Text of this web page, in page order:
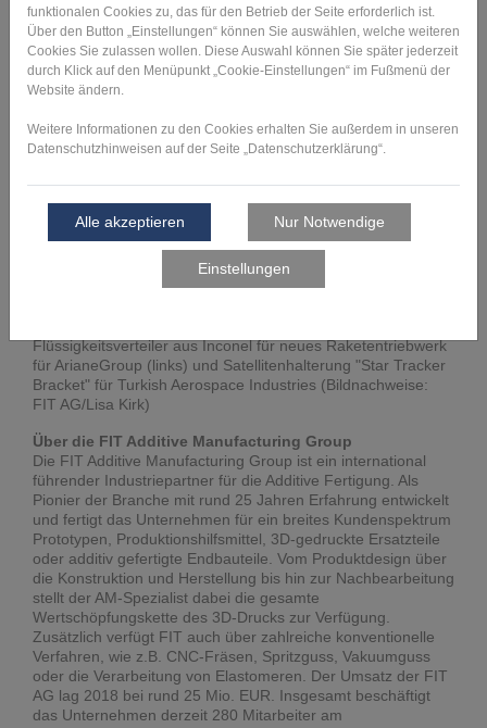
man mit Additiver Fertigung Geld verdient
Am Stand 11.1 - C11 können sich interessierte Fachbesucher
der Formnext nicht nur über das gesamte Leistungsportfolio
der FIT informieren und sich durch zahlreiche Beispiele
inspirieren lassen, sondern mit Experten über konkrete
Fakten erkennen, wie man die Additive Fertigung einsetzen
kann, um am Ende als Unternehmen davon zu profitieren.
zuzuhören, ihre Herausforderungen noch besser zu
Möglichkeiten zu zeigen, wie sie die Additive Fertigung
einsetzen können, um erfolgreicher zu werden“, so Oliver
Cynamon, Head of Marketing der FIT AG.
Flüssigkeitsverteiler aus Inconel für neues Raketentriebwerk
für ArianeGroup (links) und Satellitenhalterung "Star Tracker
Bracket" für Turkish Aerospace Industries (Bildnachweise:
FIT AG/Lisa Kirk)
Über die FIT Additive Manufacturing Group
Die FIT Additive Manufacturing Group ist ein international
führender Industriepartner für die Additive Fertigung. Als
Pionier der Branche mit rund 25 Jahren Erfahrung entwickelt
und fertigt das Unternehmen für ein breites Kundenspektrum
Prototypen, Produktionshilfsmittel, 3D-gedruckte Ersatzteile
oder additiv gefertigte Endbauteile. Vom Produktdesign über
die Konstruktion und Herstellung bis hin zur Nachbearbeitung
stellt der AM-Spezialist dabei die gesamte
Wertschöpfungskette des 3D-Drucks zur Verfügung.
Zusätzlich verfügt FIT auch über zahlreiche konventionelle
Verfahren, wie z.B. CNC-Fräsen, Spritzguss, Vakuumguss
oder die Verarbeitung von Elastomeren. Der Umsatz der FIT
AG lag 2018 bei rund 25 Mio. EUR. Insgesamt beschäftigt
das Unternehmen derzeit 280 Mitarbeiter am